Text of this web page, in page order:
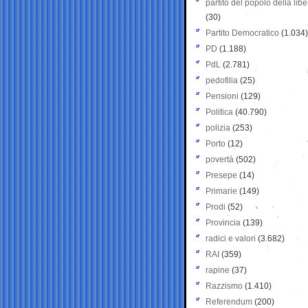
partito del popolo della
(30)
Partito Democratico (1.034)
PD (1.188)
PdL (2.781)
pedofilia (25)
Pensioni (129)
Politica (40.790)
polizia (253)
Porto (12)
povertà (502)
Presepe (14)
Primarie (149)
Prodi (52)
Provincia (139)
radici e valori (3.682)
RAI (359)
rapine (37)
Razzismo (1.410)
Referendum (200)